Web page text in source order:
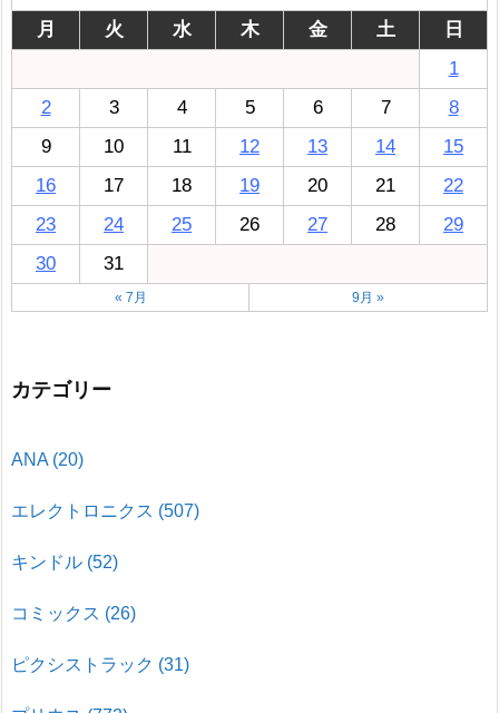
月
火 水 木 金 土
日
1
2
3 4 5 6 7
8
9
10 11 12 13 14
15
16
17 18 19 20 21
22
23
24 25 26 27 28
29
30
31
« 7月 9月 »
カテゴリー
ANA (20)
エレクトロニクス (507)
キンドル (52)
コミックス (26)
ピクシストラック (31)